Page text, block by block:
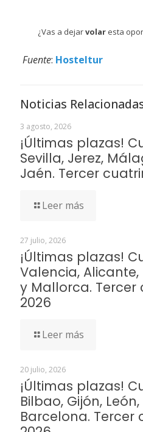
¿Vas a dejarvolaresta
Fuente: Hosteltur
Noticias
3 agosto, 2026
¡Últimas plazas!
Sevilla, Jerez,
Jaén. Tercer
Leer más
27 julio, 2026
¡Últimas plazas!
Valencia,
y Mallorca. Tercer
2026
Leer más
20 julio, 2026
¡Últimas plazas!
Bilbao, Gijón,
Barcelona. Tercer